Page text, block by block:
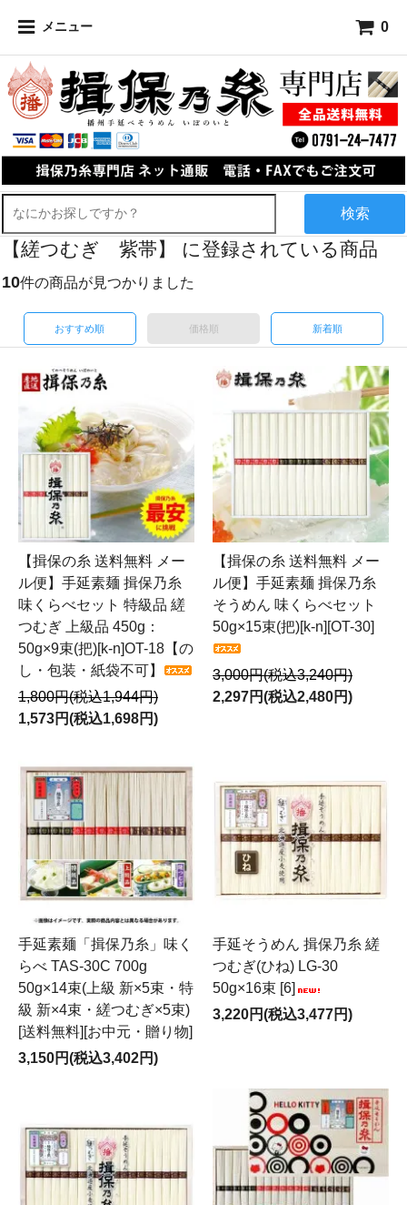
メニュー 0
検索
【縒つむぎ 紫帯】 に登録されている商品
10件の商品が見つかりました
おすすめ順 価格順 新着順
【揖保の糸 送料無料 メー
ル便】手延素麺 揖保乃糸
味くらべセット 特級品 縒
つむぎ 上級品 450g：
50g×9束(把)[k-n]OT-18【の
し・包装・紙袋不可】
1,800円(税込1,944円)
1,573円(税込1,698円)
【揖保の糸 送料無料 メー
ル便】手延素麺 揖保乃糸
そうめん 味くらべセット
50g×15束(把)[k-n][OT-30]
3,000円(税込3,240円)
2,297円(税込2,480円)
手延素麺「揖保乃糸」味く
らべ TAS-30C 700g
50g×14束(上級 新×5束・特
級 新×4束・縒つむぎ×5束)
[送料無料][お中元・贈り物]
3,150円(税込3,402円)
手延そうめん 揖保乃糸 縒
つむぎ(ひね) LG-30
50g×16束 [6]
3,220円(税込3,477円)